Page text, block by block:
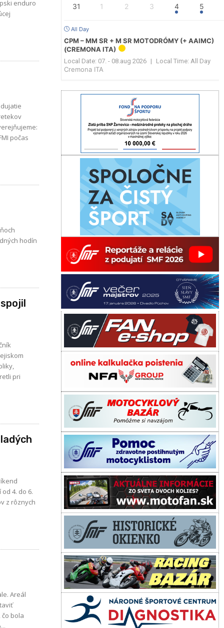
počas
hodín
pri
4. do 6.
Areál
bola
31 1 2 3 4 5
All Day
CPM – MM SR + M SR MOTODRÓMY (+ AAIMC)
(CREMONA ITA)
Local Date: 07. - 08.aug 2026 | Local Time: All Day
Cremona ITA